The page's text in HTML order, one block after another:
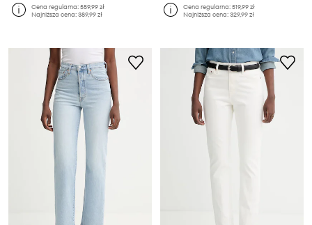
Cena regularna:559,99 zł
Najniższa cena:389,99 zł
Cena regularna:519,99 zł
Najniższa cena:329,99 zł